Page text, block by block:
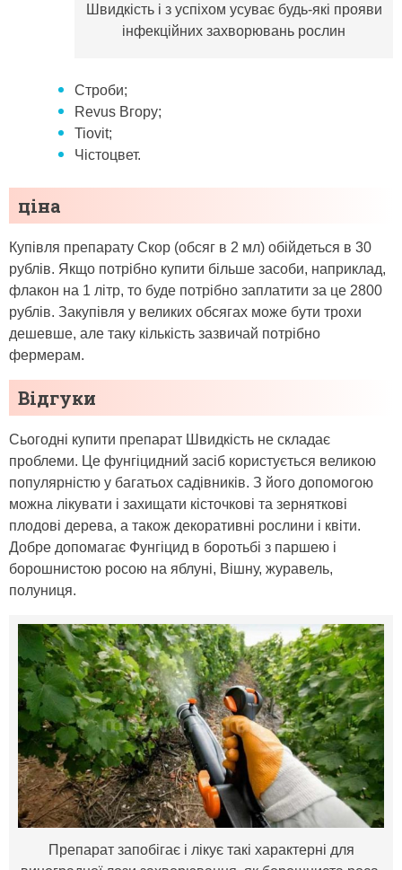
Швидкість і з успіхом усуває будь-які прояви
інфекційних захворювань рослин
Строби;
Revus Вгору;
Tiovit;
Чістоцвет.
ціна
Купівля препарату Скор (обсяг в 2 мл) обійдеться в 30
рублів. Якщо потрібно купити більше засоби, наприклад,
флакон на 1 літр, то буде потрібно заплатити за це 2800
рублів. Закупівля у великих обсягах може бути трохи
дешевше, але таку кількість зазвичай потрібно
фермерам.
Відгуки
Сьогодні купити препарат Швидкість не складає
проблеми. Це фунгіцидний засіб користується великою
популярністю у багатьох садівників. З його допомогою
можна лікувати і захищати кісточкові та зерняткові
плодові дерева, а також декоративні рослини і квіти.
Добре допомагає Фунгіцид в боротьбі з паршею і
борошнистою росою на яблуні, Вішну, журавель,
полуниця.
Препарат запобігає і лікує такі характерні для